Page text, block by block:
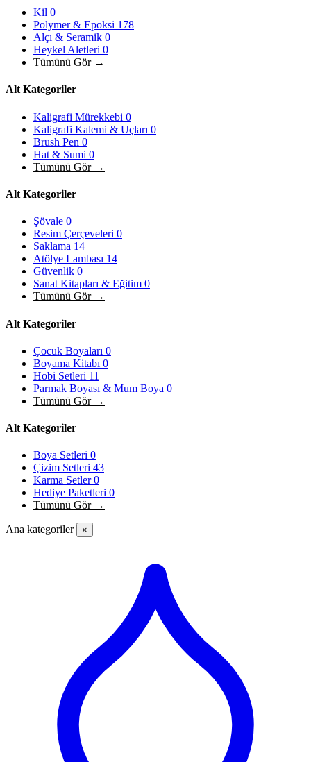
Kil 0
Polymer & Epoksi 178
Alçı & Seramik 0
Heykel Aletleri 0
Tümünü Gör →
Alt Kategoriler
Kaligrafi Mürekkebi 0
Kaligrafi Kalemi & Uçları 0
Brush Pen 0
Hat & Sumi 0
Tümünü Gör →
Alt Kategoriler
Şövale 0
Resim Çerçeveleri 0
Saklama 14
Atölye Lambası 14
Güvenlik 0
Sanat Kitapları & Eğitim 0
Tümünü Gör →
Alt Kategoriler
Çocuk Boyaları 0
Boyama Kitabı 0
Hobi Setleri 11
Parmak Boyası & Mum Boya 0
Tümünü Gör →
Alt Kategoriler
Boya Setleri 0
Çizim Setleri 43
Karma Setler0
Hediye Paketleri 0
Tümünü Gör →
Ana kategoriler ×